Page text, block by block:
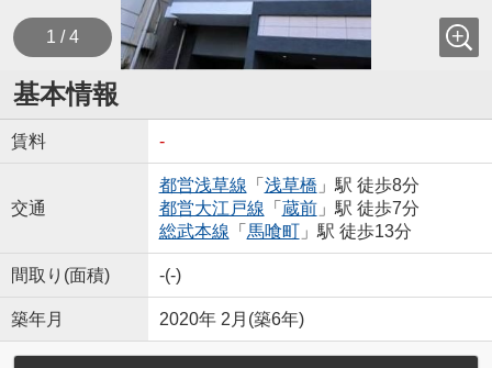
1 / 4
基本情報
賃料 -
交通
都営浅草線 「 浅草橋 」駅 徒歩8分
都営大江戸線 「 蔵前」駅 徒歩7分
総武本線 「 馬喰町」駅 徒歩13分
間取り(面積) -(-)
築年月 2020年 2月(築6年)